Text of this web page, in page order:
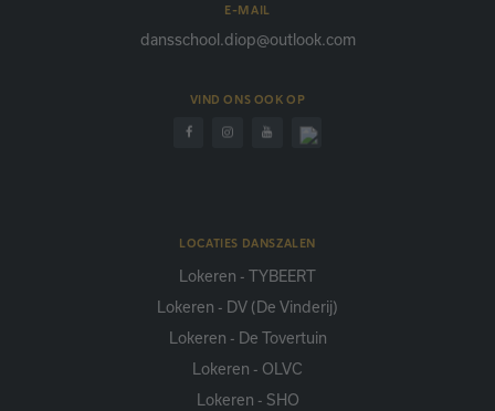
E-MAIL
dansschool.diop@outlook.com
VIND ONS OOK OP
LOCATIES DANSZALEN
Lokeren - TYBEERT
Lokeren - DV (De Vinderij)
Lokeren - De Tovertuin
Lokeren - OLVC
Lokeren - SHO